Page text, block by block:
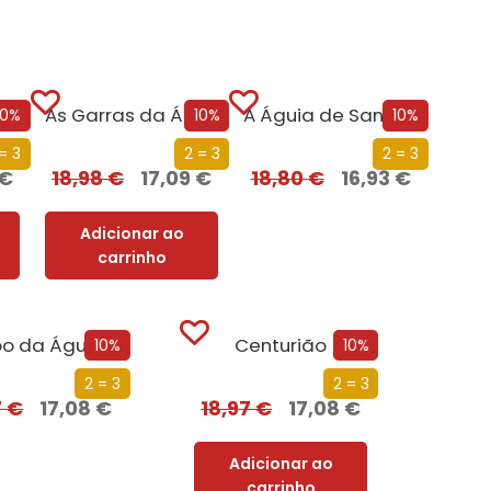
3
10%
2 = 3
As Garras da Águia
18,98€ 17,09€
Adicionar ao
carrinho
10%
2 = 3
A Águia de Sangue
18,80€ 16,93€
10%
2 = 3
da Águia
€ 17,08€
10%
2 = 3
Centurião
18,97€ 17,08€
Adicionar ao